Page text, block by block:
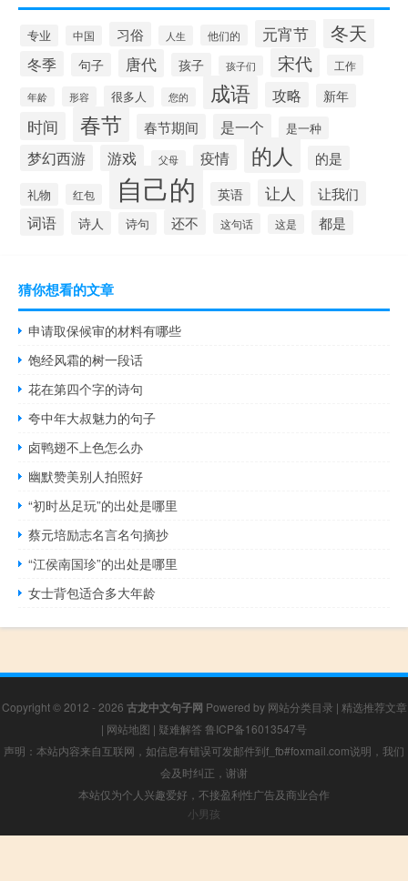
专业 中国 习俗 人生 他们的 元宵节 冬天
冬季 句子 唐代 孩子 孩子们 宋代 工作
年龄 形容 很多人 您的 成语 攻略 新年
时间 春节 春节期间 是一个 是一种
梦幻西游 游戏 父母 疫情 的人 的是
礼物 红包 自己的 英语 让人 让我们
词语 诗人 诗句 还不 这句话 这是 都是
猜你想看的文章
申请取保候审的材料有哪些
饱经风霜的树一段话
花在第四个字的诗句
夸中年大叔魅力的句子
卤鸭翅不上色怎么办
幽默赞美别人拍照好
“初时丛足玩”的出处是哪里
蔡元培励志名言名句摘抄
“江侯南国珍”的出处是哪里
女士背包适合多大年龄
Copyright © 2012 - 2026 古龙中文句子网 Powered by 网站分类目录 | 精选推荐文章
| 网站地图 | 疑难解答 鲁ICP备16013547号
声明：本站内容来自互联网，如信息有错误可发邮件到f_fb#foxmail.com说明，我们
会及时纠正，谢谢
本站仅为个人兴趣爱好，不接盈利性广告及商业合作
小男孩